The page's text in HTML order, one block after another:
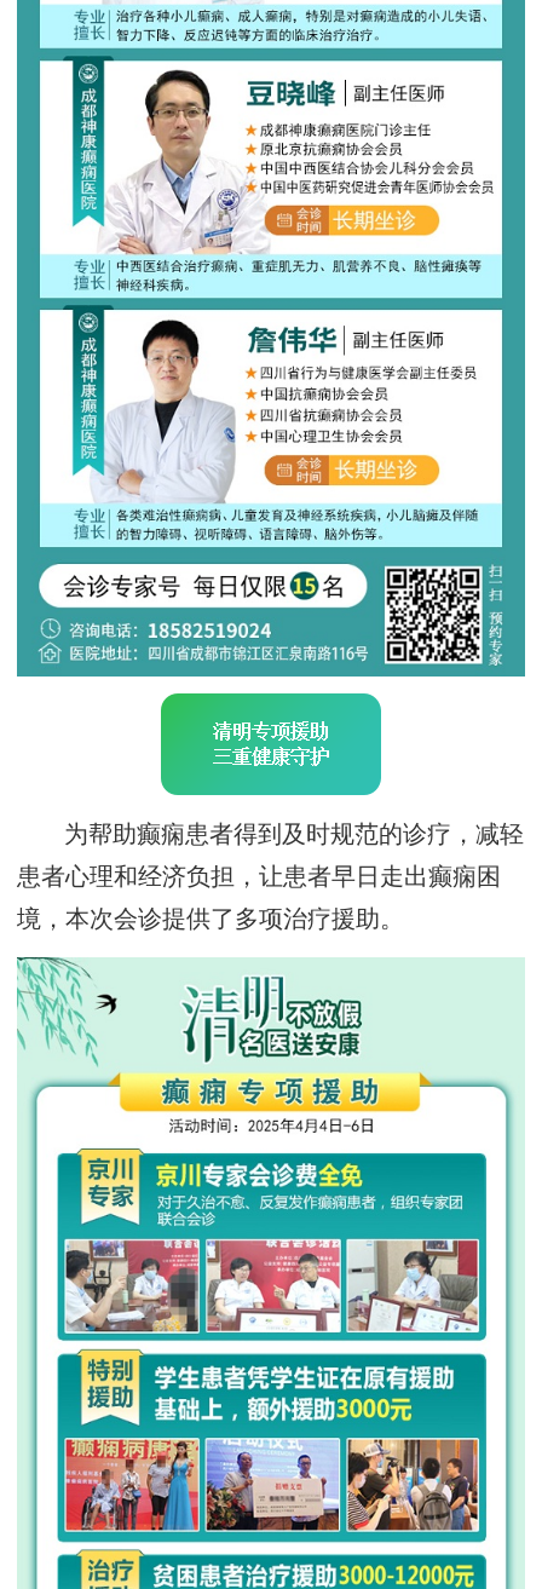
为帮助癫痫患者得到及时规范的诊疗，减轻
患者心理和经济负担，让患者早日走出癫痫困
境，本次会诊提供了多项治疗援助。